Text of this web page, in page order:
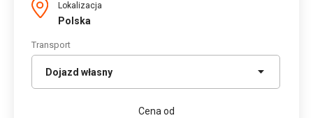
Lokalizacja
Polska
Transport
Cena od